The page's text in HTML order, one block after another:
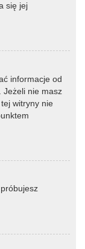
się jej
informacje od
Jeżeli nie masz
witryny nie